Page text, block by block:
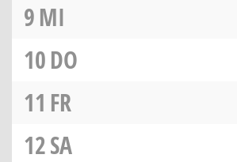
9MI
10DO
11 FR
12SA